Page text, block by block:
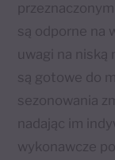
są odporne na
uwagi na
są gotowe do
sezonowania
nadając im
wykonawcze